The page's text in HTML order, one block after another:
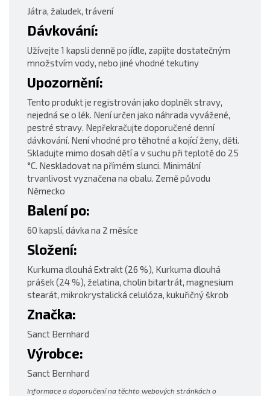
Játra, žaludek, trávení
Dávkování:
Užívejte 1 kapsli denně po jídle, zapijte dostatečným
množstvím vody, nebo jiné vhodné tekutiny
Upozornění:
Tento produkt je registrován jako doplněk stravy,
nejedná se o lék. Není určen jako náhrada vyvážené,
pestré stravy. Nepřekračujte doporučené denní
dávkování. Není vhodné pro těhotné a kojící ženy, děti.
Skladujte mimo dosah dětí a v suchu při teplotě do 25
°C. Neskladovat na přímém slunci. Minimální
trvanlivost vyznačena na obalu. Země původu
Německo
Balení po:
60 kapslí, dávka na 2 měsíce
Složení:
Kurkuma dlouhá Extrakt (26 %), Kurkuma dlouhá
prášek (24 %), želatina, cholin bitartrát, magnesium
stearát, mikrokrystalická celulóza, kukuřičný škrob
Značka:
Sanct Bernhard
Výrobce:
Sanct Bernhard
Informace a doporučení na těchto webových stránkách o